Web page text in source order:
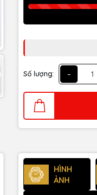
Số lượng: -
HÌNH
ẢNH